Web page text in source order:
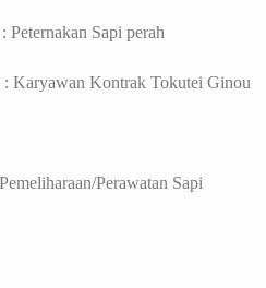
Sapi perah
Kontrak Tokutei Ginou
Perawatan Sapi